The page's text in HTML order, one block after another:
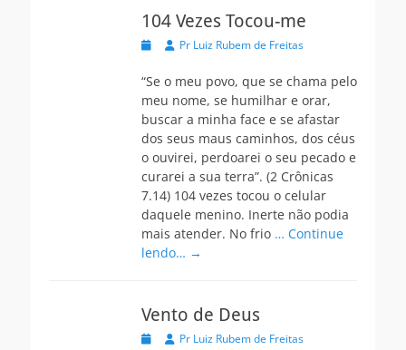
104 Vezes Tocou-me
Postada
AutorPr Luiz Rubem de Freitas
“Se o meu povo, que se chama pelo
meu nome, se humilhar e orar,
buscar a minha face e se afastar
dos seus maus caminhos, dos céus
o ouvirei, perdoarei o seu pecado e
curarei a sua terra”. (2 Crônicas
7.14) 104 vezes tocou o celular
daquele menino. Inerte não podia
mais atender. No frio … Continue
lendo… →
Vento de Deus
Postada
AutorPr Luiz Rubem de Freitas